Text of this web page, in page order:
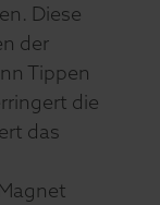
Diese
der
Tippen
die
das